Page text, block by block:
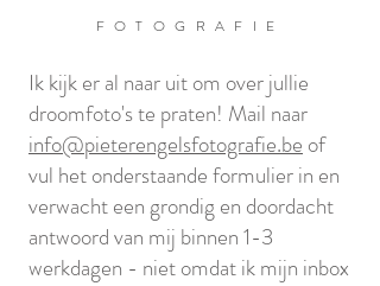
FOTOGRAFIE
Ik kijk er al naar uit om over jullie
droomfoto's te praten! Mail naar
info@pieterengelsfotografie.be of
vul het onderstaande formulier in en
verwacht een grondig en doordacht
antwoord van mij binnen 1-3
werkdagen - niet omdat ik mijn inbox